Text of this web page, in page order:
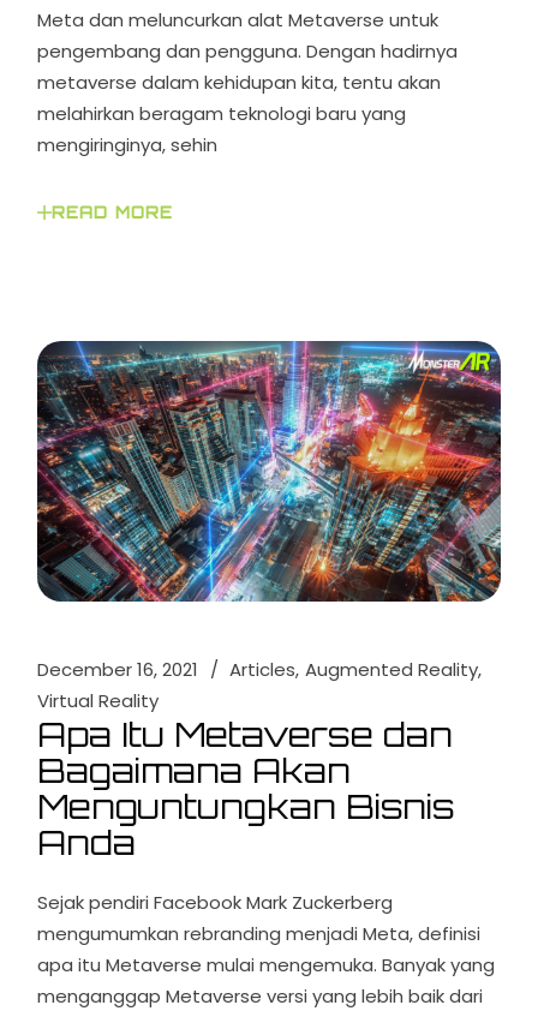
Meta dan meluncurkan alat Metaverse untuk
pengembang dan pengguna. Dengan hadirnya
metaverse dalam kehidupan kita, tentu akan
melahirkan beragam teknologi baru yang
mengiringinya, sehin
READ MORE
December 16, 2021 Articles Augmented Reality
Virtual Reality
Apa Itu Metaverse dan
Bagaimana Akan
Menguntungkan Bisnis
Anda
Sejak pendiri Facebook Mark Zuckerberg
mengumumkan rebranding menjadi Meta, definisi
apa itu Metaverse mulai mengemuka. Banyak yang
menganggap Metaverse versi yang lebih baik dari